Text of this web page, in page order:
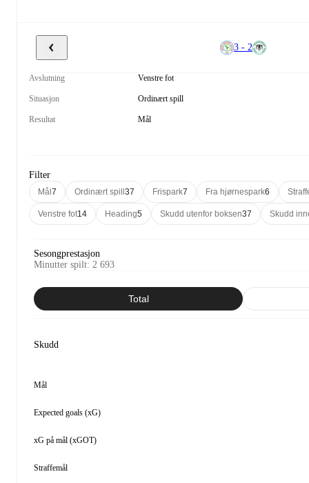
3 - 2
Avslutning Venstre fot
Situasjon Ordinært spill
Resultat Mål
Filter
Mål 7 Ordinært spill 37 Frispark7 Fra hjørnespark6
Venstre fot14 Heading5 Skudd utenfor boksen37 Skudd
Sesongprestasjon
Minutter spilt: 2 693
Total
Skudd
Mål
Expected goals (xG)
xG på mål (xGOT)
Straffemål